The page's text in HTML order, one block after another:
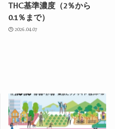
THC基準濃度（2％から
0.1％まで）
2026.04.07